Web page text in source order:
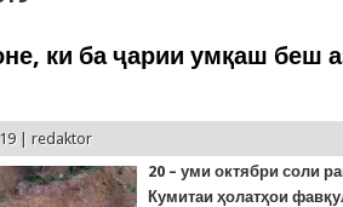
ки ба ҷарии умқаш беш
|redaktor
20 – уми октябри соли
Кумитаи ҳолатҳои